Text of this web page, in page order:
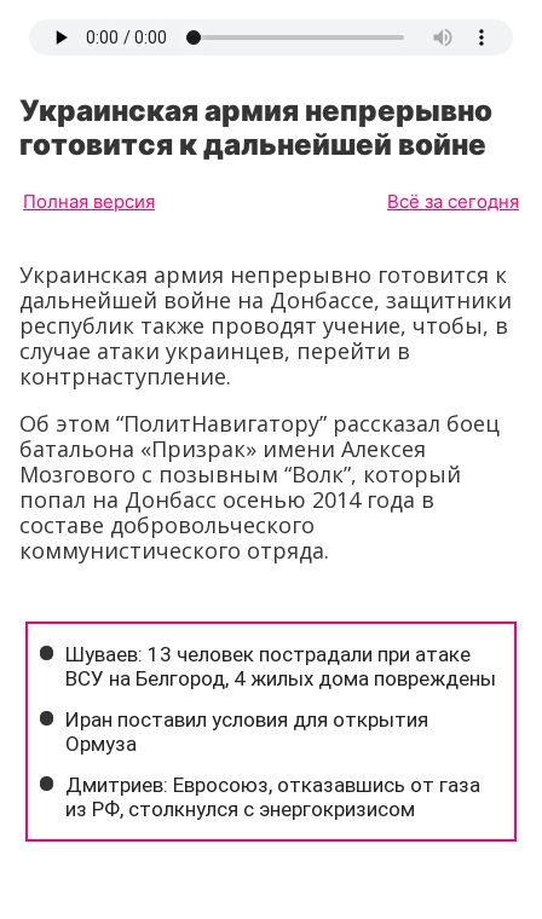
Украинская армия непрерывно
готовится к дальнейшей войне
Полная версия Всё за сегодня
Украинская армия непрерывно готовится к
дальнейшей войне на Донбассе, защитники
республик также проводят учение, чтобы, в
случае атаки украинцев, перейти в
контрнаступление.
Об этом “ПолитНавигатору” рассказал боец
батальона «Призрак» имени Алексея
Мозгового с позывным “Волк”, который
попал на Донбасс осенью 2014 года в
составе добровольческого
коммунистического отряда.